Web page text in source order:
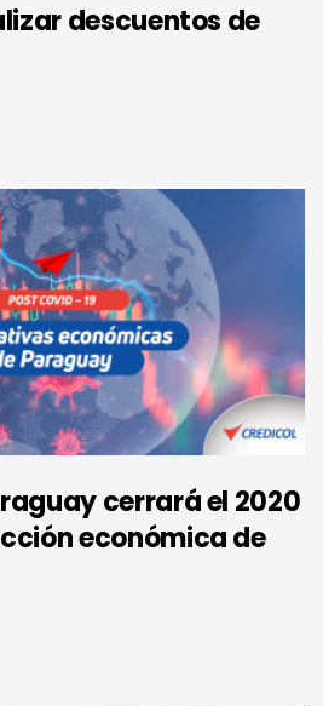
descuentos de
cerrará el 2020
económica de